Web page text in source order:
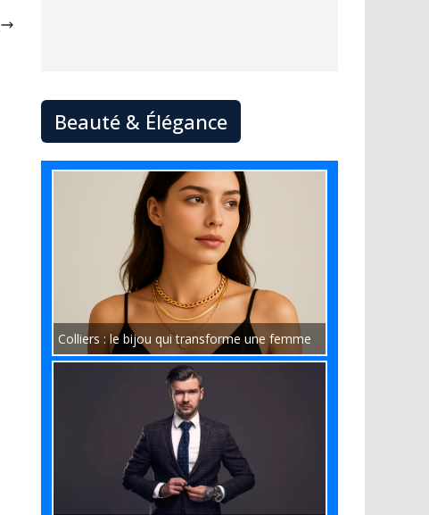
Beauté & Élégance
Colliers : le bijou qui transforme une femme